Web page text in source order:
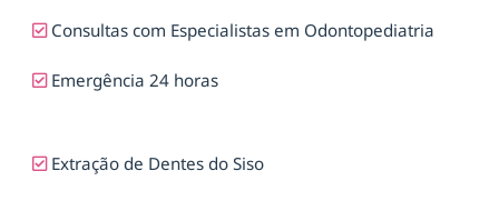
Consultas com Especialistas em Odontopediatria
Emergência 24 horas
Extração de Dentes do Siso